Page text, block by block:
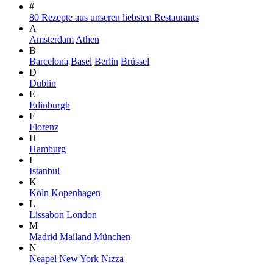
#
80 Rezepte aus unseren liebsten Restaurants
A
Amsterdam Athen
B
Barcelona Basel Berlin Brüssel
D
Dublin
E
Edinburgh
F
Florenz
H
Hamburg
I
Istanbul
K
Köln Kopenhagen
L
Lissabon London
M
Madrid Mailand München
N
Neapel New York Nizza